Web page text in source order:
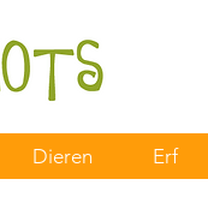
Dieren Erf